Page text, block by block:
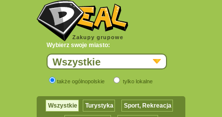
Zakupy grupowe
Wybierz swoje miasto:
Wszystkie
także ogólnopolskie tylko lokalne
Wszystkie Turystyka Sport, Rekreacja